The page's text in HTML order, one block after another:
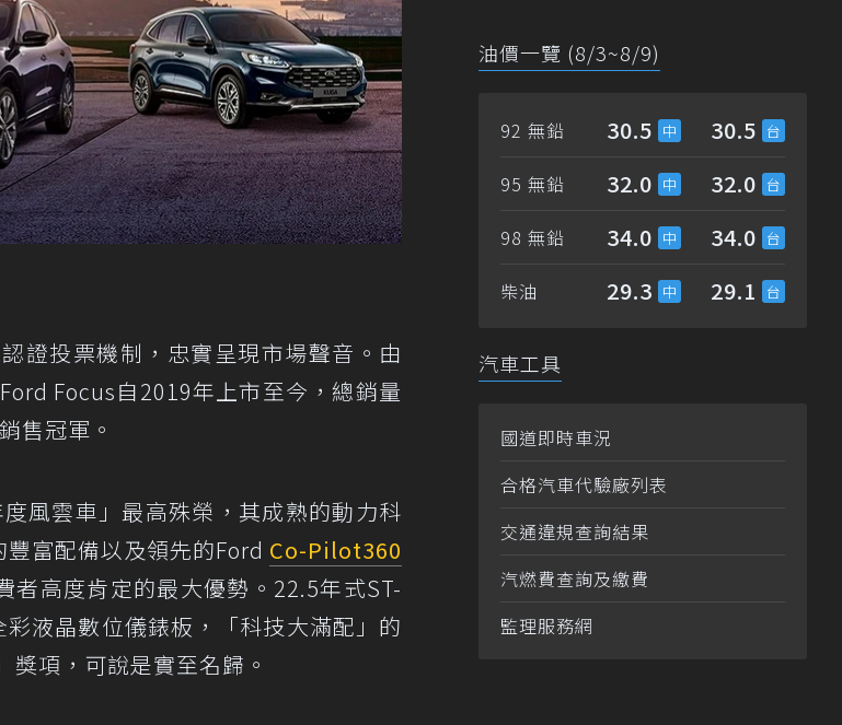
證投票機制，忠實呈現市場聲音。由
Focus自2019年上市至今，總銷量
售冠軍。
風雲車」最高殊榮，其成熟的動力科
富配備以及領先的Ford Co-Pilot360
者高度肯定的最大優勢。22.5年式ST-
液晶數位儀錶板，「科技大滿配」的
項，可說是實至名歸。
油價一覽 (8/3~8/9)
92 無鉛 30.5 30.5
95 無鉛 32.0 32.0
98 無鉛 34.0 34.0
柴油 29.3 29.1
汽車工具
國道即時車況
合格汽車代驗廠列表
交通違規查詢結果
汽燃費查詢及繳費
監理服務網